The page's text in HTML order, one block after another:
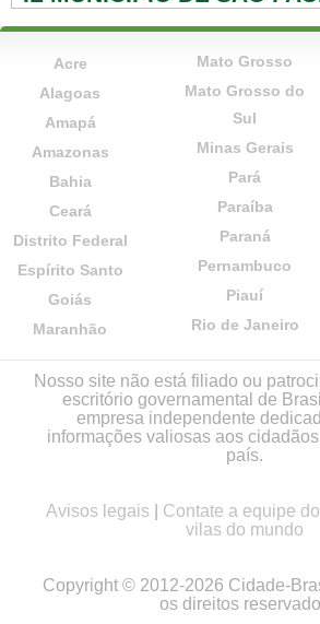
Acre
Alagoas
Amapá
Amazonas
Bahia
Ceará
Distrito Federal
Espírito Santo
Goiás
Maranhão
Mato Grosso
Mato Grosso do
Sul
Minas Gerais
Pará
Paraíba
Paraná
Pernambuco
Piauí
Rio de Janeiro
Nosso site não está filiado ou
escritório governamental de
empresa independente
informações valiosas aos
país.
Avisos legais Contate a equipe
vilas do mundo
Copyright © 2012-2026 Cidade-
os direitos